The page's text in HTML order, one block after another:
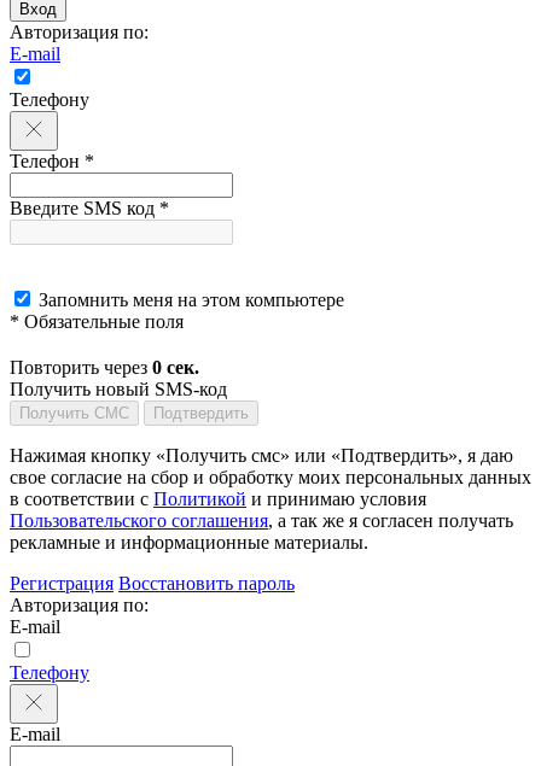
Вход
Авторизация по:
E-mail
Телефону
Телефон *
Введите SMS код *
Запомнить меня на этом компьютере
* Обязательные поля
Повторить через 0 сек.
Получить новый SMS-код
Получить СМС Подтвердить
Нажимая кнопку «Получить смс» или «Подтвердить», я даю
свое согласие на сбор и обработку моих персональных данных
в соответствии с Политикой и принимаю условия
Пользовательского соглашения, а так же я согласен получать
рекламные и информационные материалы.
Регистрация Восстановить пароль
Авторизация по:
E-mail
Телефону
E-mail